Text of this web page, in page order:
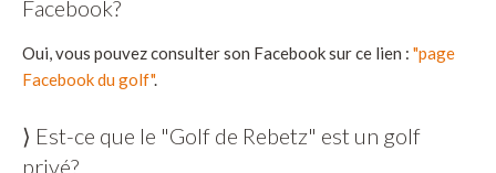
Facebook?
Oui, vous pouvez consulter son Facebook sur ce lien : "page
Facebook du golf".
⟩ Est-ce que le "Golf de Rebetz" est un golf
privé?